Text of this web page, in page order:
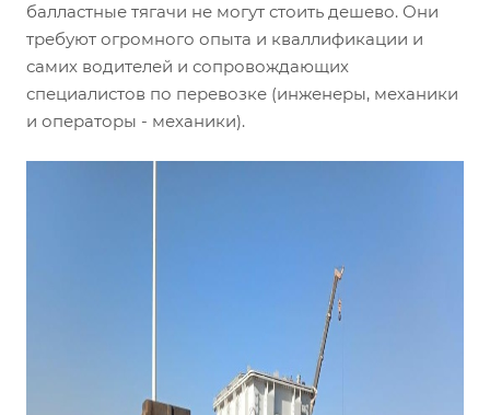
балластные тягачи не могут стоить дешево. Они
требуют огромного опыта и кваллификации и
самих водителей и сопровождающих
специалистов по перевозке (инженеры, механики
и операторы - механики).